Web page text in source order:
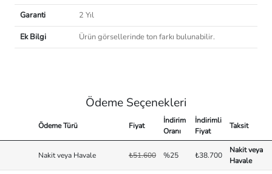
Garanti
2 Yıl
Ek Bilgi
Ürün görsellerinde ton farkı bulunabilir.
Ödeme Seçenekleri
Ödeme Türü Fiyat
İndirim
Oranı
İndirimli
Fiyat
Taksit
Nakit veya Havale ₺51.600 %25 ₺38.700
Nakit veya
Havale